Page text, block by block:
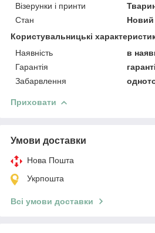
Візерунки і принти
Стан
Новий
Користувальницькі
Наявність
в
Гарантія
Забарвлення
Приховати
Умови доставки
Нова Пошта
Укрпошта
Всі умови доставки